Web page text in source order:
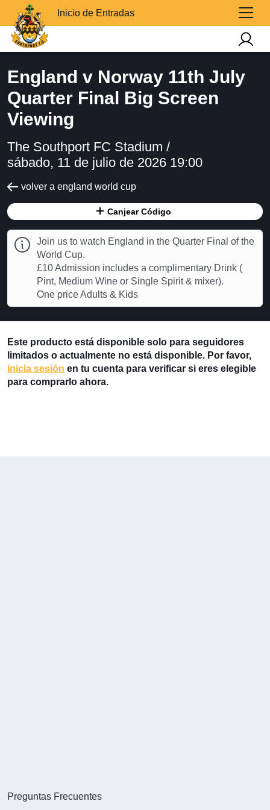
Inicio de Entradas
England v Norway 11th July
Quarter Final Big Screen
Viewing
The Southport FC Stadium /
sábado, 11 de julio de 2026 19:00
volver a england world cup
Canjear Código
Join us to watch England in the Quarter Final of the
World Cup.
£10 Admission includes a complimentary Drink (
Pint, Medium Wine or Single Spirit & mixer).
One price Adults & Kids
Este producto está disponible solo para seguidores
limitados o actualmente no está disponible. Por favor,
inicia sesión en tu cuenta para verificar si eres elegible
para comprarlo ahora.
Preguntas Frecuentes